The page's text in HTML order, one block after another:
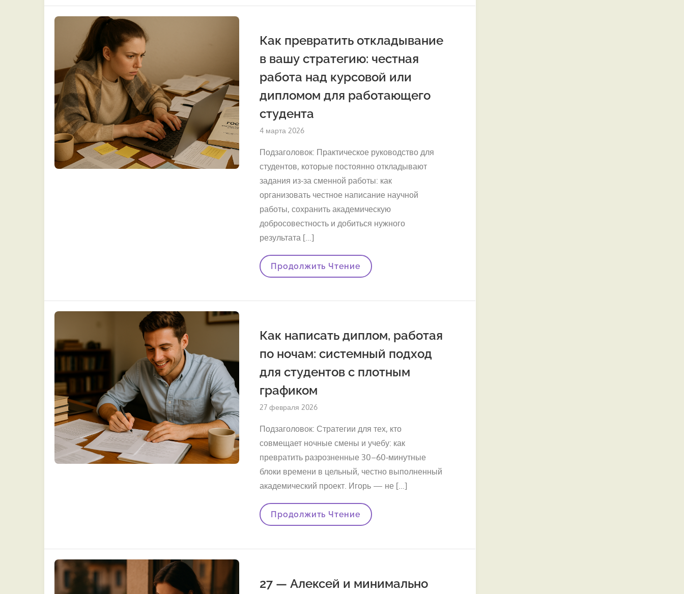
Работать
При
Ненормированном
Графике
Как превратить откладывание
в вашу стратегию: честная
работа над курсовой или
дипломом для работающего
студента
Опубликовано
4 марта 2026
Подзаголовок: Практическое руководство для
студентов, которые постоянно откладывают
задания из‑за сменной работы: как
организовать честное написание научной
работы, сохранить академическую
добросовестность и добиться нужного
результата […]
Как
Превратить
Вашу
Над
Или
Дипломом
Для
Работающего
Студента
Продолжить Чтение
Как написать диплом, работая
по ночам: системный подход
для студентов с плотным
графиком
Опубликовано
27 февраля 2026
Подзаголовок: Стратегии для тех, кто
совмещает ночные смены и учебу: как
превратить разрозненные 30–60‑минутные
блоки времени в цельный, честно выполненный
академический проект. Игорь — не […]
Как
Написать
По
Для
Продолжить Чтение
27 — Алексей и минимально